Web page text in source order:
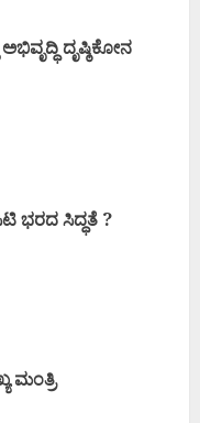
ದೃಷ್ಠಿಕೋನ
ಭರದ ಸಿದ್ಧತೆ ?
ಮಂತ್ರಿ